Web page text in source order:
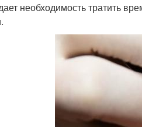
необходимость тратить